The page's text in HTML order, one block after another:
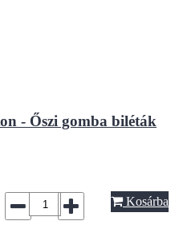
- Őszi gomba biléták
Kosárba